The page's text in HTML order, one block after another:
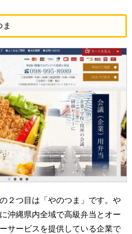
２つ目は「やのつま」です。や
沖縄県内全域で高級弁当とオー
サービスを提供している企業で